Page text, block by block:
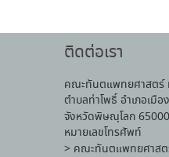
ติดต่อเรา
คณะทันตแพทยศาสตร์
ตำบลท่าโพธิ์ อำเภอเมือง
จังหวัดพิษณุโลก 65000
หมายเลขโทรศัพท์
> คณะทันตแพทยศาส